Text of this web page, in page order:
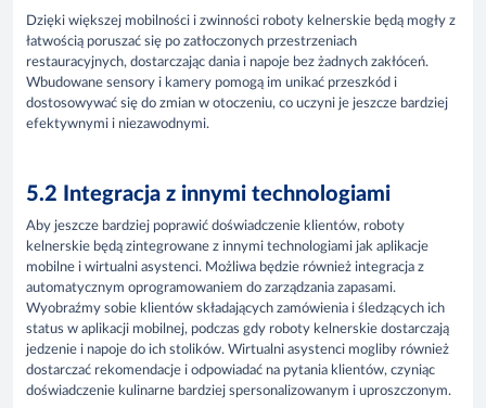
Dzięki większej mobilności i zwinności roboty kelnerskie będą mogły z
łatwością poruszać się po zatłoczonych przestrzeniach
restauracyjnych, dostarczając dania i napoje bez żadnych zakłóceń.
Wbudowane sensory i kamery pomogą im unikać przeszkód i
dostosowywać się do zmian w otoczeniu, co uczyni je jeszcze bardziej
efektywnymi i niezawodnymi.
5.2 Integracja z innymi technologiami
Aby jeszcze bardziej poprawić doświadczenie klientów, roboty
kelnerskie będą zintegrowane z innymi technologiami jak aplikacje
mobilne i wirtualni asystenci. Możliwa będzie również integracja z
automatycznym oprogramowaniem do zarządzania zapasami.
Wyobraźmy sobie klientów składających zamówienia i śledzących ich
status w aplikacji mobilnej, podczas gdy roboty kelnerskie dostarczają
jedzenie i napoje do ich stolików. Wirtualni asystenci mogliby również
dostarczać rekomendacje i odpowiadać na pytania klientów, czyniąc
doświadczenie kulinarne bardziej spersonalizowanym i uproszczonym.